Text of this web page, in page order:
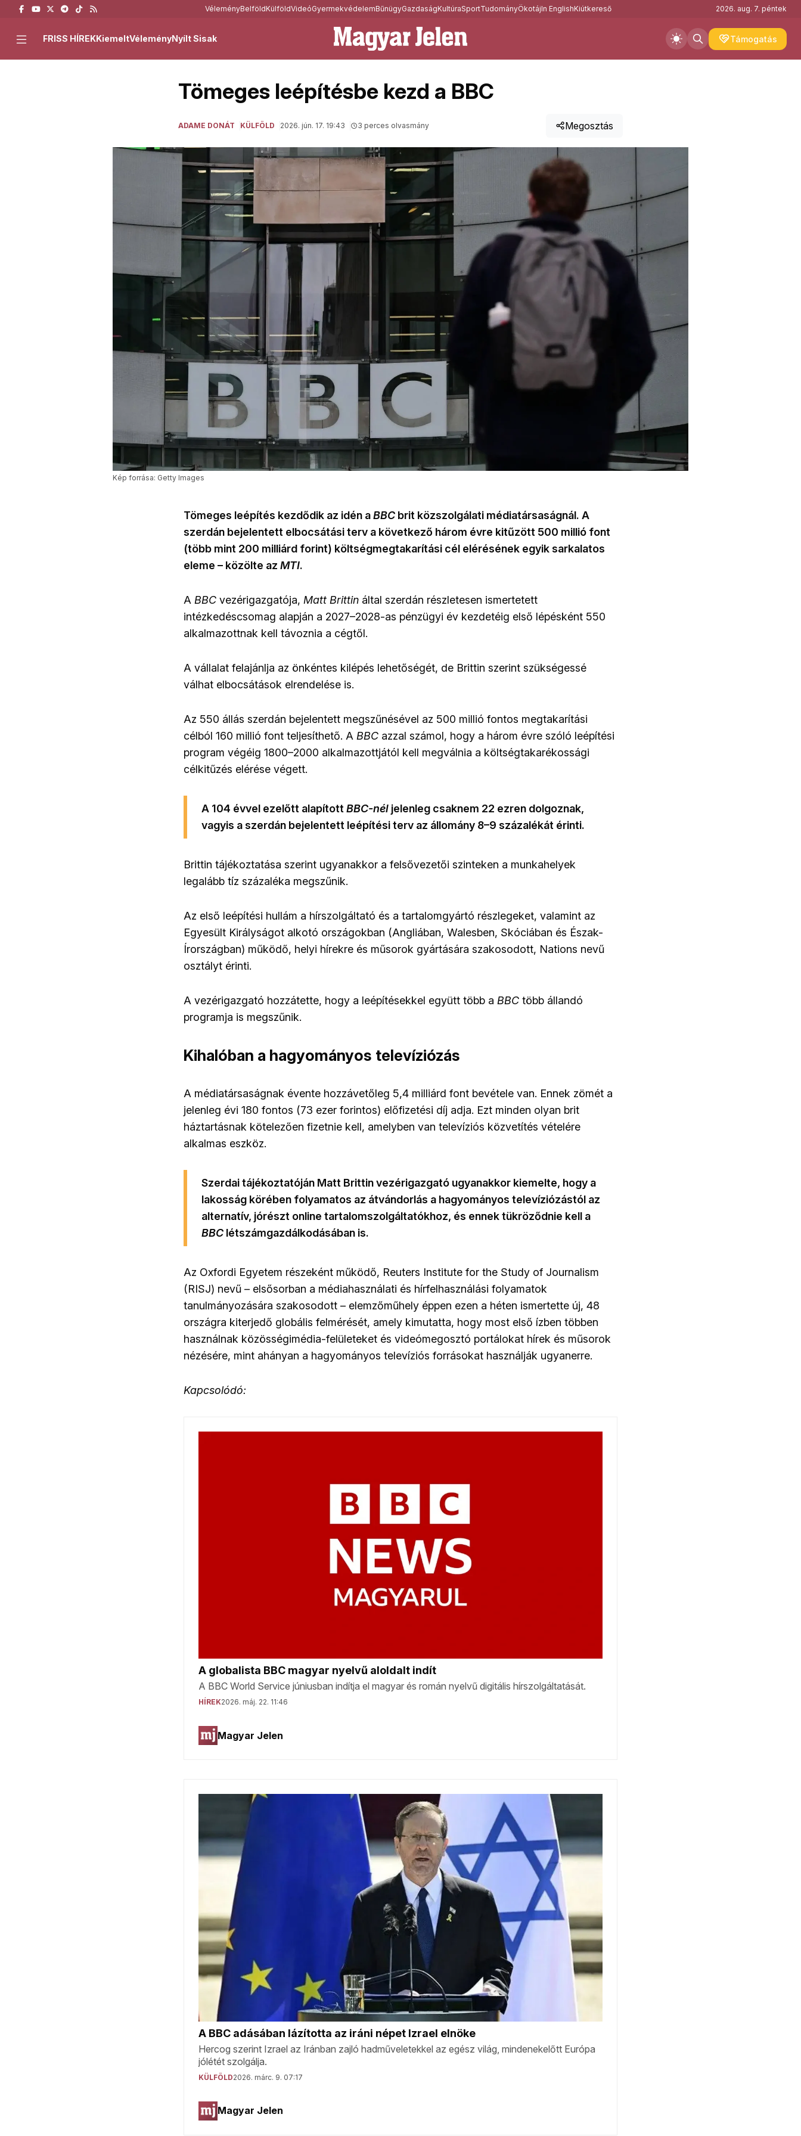
VéleményBelföldKülföldVideóGyermekvédelemBűnügyGazdaságKultúraSportTudományÖkotájIn EnglishKiútkereső 2026. aug. 7. péntek
Támogatás
FRISS HÍREKKiemeltVéleményNyílt Sisak
Tömeges leépítésbe kezd a BBC
ADAME DONÁT KÜLFÖLD 2026. jún. 17. 19:43 3 perces olvasmány Megosztás
Kép forrása: Getty Images
Tömeges leépítés kezdődik az idén aBBC brit közszolgálati médiatársaságnál. A
szerdán bejelentett elbocsátási terv a következő három évre kitűzött 500 millió font
(több mint 200 milliárd forint) költségmegtakarítási cél elérésének egyik sarkalatos
eleme – közölte az MTI.
A BBC vezérigazgatója, Matt Brittin által szerdán részletesen ismertetett
intézkedéscsomag alapján a 2027–2028-as pénzügyi év kezdetéig első lépésként 550
alkalmazottnak kell távoznia a cégtől.
A vállalat felajánlja az önkéntes kilépés lehetőségét, de Brittin szerint szükségessé
válhat elbocsátások elrendelése is.
Az 550 állás szerdán bejelentett megszűnésével az 500 millió fontos megtakarítási
célból 160 millió font teljesíthető. A BBC azzal számol, hogy a három évre szóló leépítési
program végéig 1800–2000 alkalmazottjától kell megválnia a költségtakarékossági
célkitűzés elérése végett.
A 104 évvel ezelőtt alapítottBBC-nél jelenleg csaknem 22 ezren dolgoznak,
vagyis a szerdán bejelentett leépítési terv az állomány 8–9 százalékát érinti.
Brittin tájékoztatása szerint ugyanakkor a felsővezetői szinteken a munkahelyek
legalább tíz százaléka megszűnik.
Az első leépítési hullám a hírszolgáltató és a tartalomgyártó részlegeket, valamint az
Egyesült Királyságot alkotó országokban (Angliában, Walesben, Skóciában és Észak-
Írországban) működő, helyi hírekre és műsorok gyártására szakosodott, Nations nevű
osztályt érinti.
A vezérigazgató hozzátette, hogy a leépítésekkel együtt több a BBC több állandó
programja is megszűnik.
Kihalóban a hagyományos televíziózás
A médiatársaságnak évente hozzávetőleg 5,4 milliárd font bevétele van. Ennek zömét a
jelenleg évi 180 fontos (73 ezer forintos) előfizetési díj adja. Ezt minden olyan brit
háztartásnak kötelezően fizetnie kell, amelyben van televíziós közvetítés vételére
alkalmas eszköz.
Szerdai tájékoztatóján Matt Brittin vezérigazgató ugyanakkor kiemelte, hogy a
lakosság körében folyamatos az átvándorlás a hagyományos televíziózástól az
alternatív, jórészt online tartalomszolgáltatókhoz, és ennek tükröződnie kell a
BBC létszámgazdálkodásában is.
Az Oxfordi Egyetem részeként működő, Reuters Institute for the Study of Journalism
(RISJ) nevű – elsősorban a médiahasználati és hírfelhasználási folyamatok
tanulmányozására szakosodott – elemzőműhely éppen ezen a héten ismertette új, 48
országra kiterjedő globális felmérését, amely kimutatta, hogy most első ízben többen
használnak közösségimédia-felületeket és videómegosztó portálokat hírek és műsorok
nézésére, mint ahányan a hagyományos televíziós forrásokat használják ugyanerre.
Kapcsolódó: